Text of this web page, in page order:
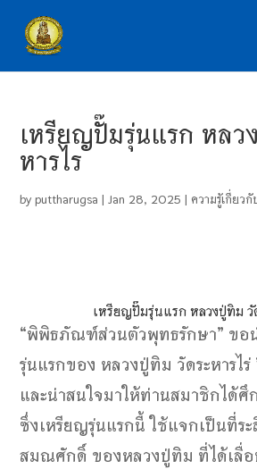
เหรียญปั๊มรุ่นแรก หลว
หารไร
byputtharugsa |Jan 28, 2025 | ความรู้เกี่ยว
เหรียญปั๊มรุ่นแรก หลวงปู่ทิม วั
“พิพิธภัณฑ์ส่วนตัวพุทธรักษา” ขอ
รุ่นแรกของ หลวงปู่ทิม วัดระหารไ
และน่าสนใจมาให้ท่านสมาชิกได้
ซึ่งเหรียญรุ่นแรกนี้ ใช้แจกเป็นที่ร
สมณศักดิ์ ของหลวงปู่ทิม ที่ได้เลื่